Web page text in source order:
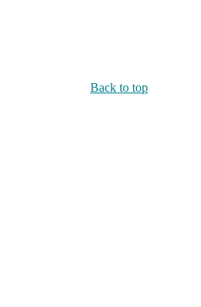
Back to top